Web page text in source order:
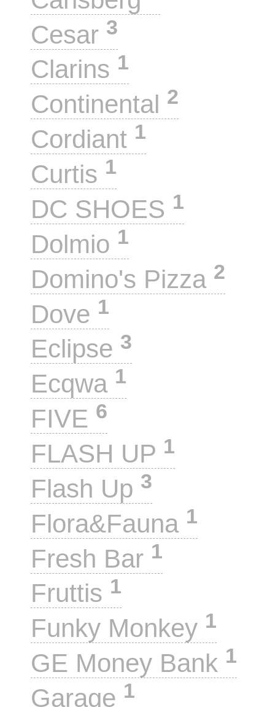
Cesar 3
Clarins 1
Continental 2
Cordiant 1
Curtis 1
DC SHOES 1
Dolmio 1
Domino's Pizza 2
Dove 1
Eclipse 3
Ecqwa 1
FIVE 6
FLASH UP 1
Flash Up 3
Flora&Fauna 1
Fresh Bar 1
Fruttis 1
Funky Monkey 1
GE Money Bank 1
Garage 1